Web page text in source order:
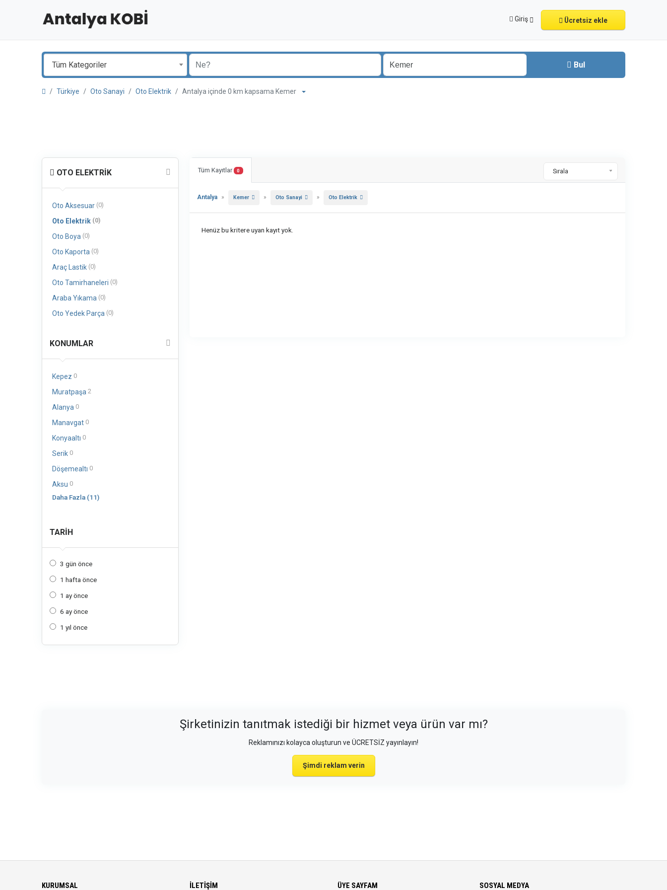
Giriş Ücretsiz ekle
Tüm Kategoriler Bul
Türkiye Oto Sanayi Oto Elektrik Antalya içinde 0 km kapsama Kemer
OTO ELEKTRIK
Oto Aksesuar (0)
Oto Elektrik (0)
Oto Boya (0)
Oto Kaporta (0)
Araç Lastik (0)
Oto Tamirhaneleri (0)
Araba Yıkama (0)
Oto Yedek Parça (0)
KONUMLAR
Kepez 0
Muratpaşa 2
Alanya 0
Manavgat 0
Konyaaltı 0
Serik 0
Döşemealtı 0
Aksu 0
Daha Fazla (11)
TARIH
3 gün önce
1 hafta önce
1 ay önce
6 ay önce
1 yıl önce
Tüm Kayıtlar 0 Sırala
Antalya » Kemer » Oto Sanayi » Oto Elektrik
Henüz bu kritere uyan kayıt yok.
Şirketinizin tanıtmak istediği bir hizmet veya ürün var mı?
Reklamınızı kolayca oluşturun ve ÜCRETSİZ yayınlayın!
Şimdi reklam verin
KURUMSAL İLETIŞIM ÜYE SAYFAM SOSYAL MEDYA